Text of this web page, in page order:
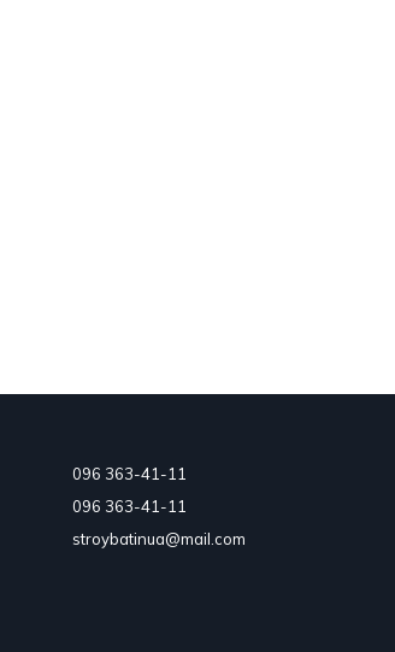
096 363-41-11
096 363-41-11
stroybatinua@mail.com